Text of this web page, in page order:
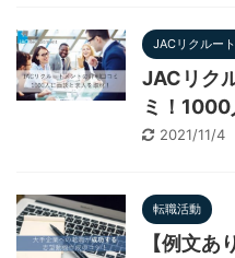
JACリクルー
JACリク
ミ！
2021/11/4
転職活動
【例文あ